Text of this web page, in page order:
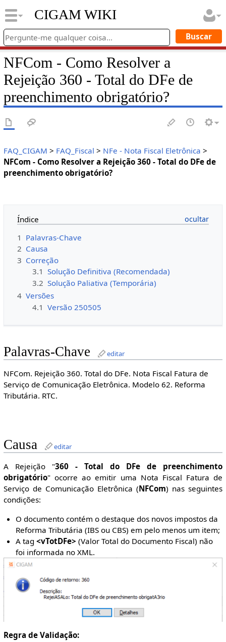
CIGAM WIKI
NFCom - Como Resolver a
Rejeição 360 - Total do DFe de
preenchimento obrigatório?
FAQ_CIGAM > FAQ_Fiscal > NFe - Nota Fiscal Eletrônica >
NFCom - Como Resolver a Rejeição 360 - Total do DFe de
preenchimento obrigatório?
Índice
1 Palavras-Chave
2 Causa
3 Correção
3.1 Solução Definitiva (Recomendada)
3.2 Solução Paliativa (Temporária)
4 Versões
4.1 Versão 250505
Palavras-Chave editar
NFCom. Rejeição 360. Total do DFe. Nota Fiscal Fatura de
Serviço de Comunicação Eletrônica. Modelo 62. Reforma
Tributária. RTC.
Causa editar
A Rejeição "360 - Total do DFe de preenchimento
obrigatório" ocorre ao emitir uma Nota Fiscal Fatura de
Serviço de Comunicação Eletrônica (NFCom) nas seguintes
condições:
O documento contém o destaque dos novos impostos da
Reforma Tributária (IBS ou CBS) em pelo menos um item;
A tag<vTotDFe> (Valor Total do Documento Fiscal) não
foi informada no XML.
Regra de Validação: